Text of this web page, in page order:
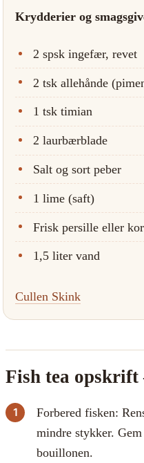
Krydderier og
2 spsk ingefær, revet
2 tsk allehånde
1 tsk timian
2 laurbærblade
Salt og sort peber
1 lime (saft)
Frisk persille eller
1,5 liter vand
Cullen Skink
Fish tea opskrift
Forbered fisken:
mindre stykker.
bouillonen.